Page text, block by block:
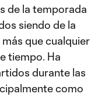
de la temporada
siendo de la
que cualquier
tiempo. Ha
durante las
como